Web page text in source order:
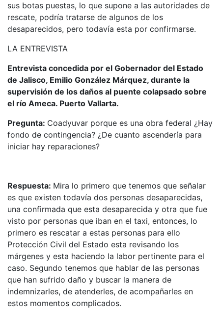
sus botas puestas, lo que supone a las autoridades de
rescate, podría tratarse de algunos de los
desaparecidos, pero todavía esta por confirmarse.
LA ENTREVISTA
Entrevista concedida por el Gobernador del Estado
de Jalisco, Emilio González Márquez, durante la
supervisión de los daños al puente colapsado sobre
el río Ameca. Puerto Vallarta.
Pregunta: Coadyuvar porque es una obra federal ¿Hay
fondo de contingencia? ¿De cuanto ascendería para
iniciar hay reparaciones?
Respuesta: Mira lo primero que tenemos que señalar
es que existen todavía dos personas desaparecidas,
una confirmada que esta desaparecida y otra que fue
visto por personas que iban en el taxi, entonces, lo
primero es rescatar a estas personas para ello
Protección Civil del Estado esta revisando los
márgenes y esta haciendo la labor pertinente para el
caso. Segundo tenemos que hablar de las personas
que han sufrido daño y buscar la manera de
indemnizarles, de atenderles, de acompañarles en
estos momentos complicados.